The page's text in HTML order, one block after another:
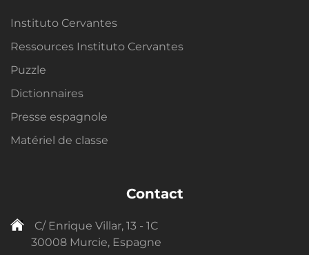
Instituto Cervantes
Ressources Instituto Cervantes
Puzzle
Dictionnaires
Presse espagnole
Matériel de classe
Contact
C/ Enrique Villar, 13 - 1C
30008 Murcie, Espagne